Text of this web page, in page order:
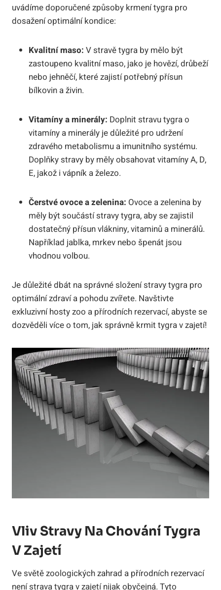
uvádíme doporučené způsoby krmení tygra pro
dosažení optimální kondice:
Kvalitní maso: V stravě tygra by mělo být
zastoupeno kvalitní maso, jako je hovězí, drůbeží
nebo jehněčí, které zajistí potřebný přísun
bílkovin a živin.
Vitamíny a minerály: Doplnit stravu tygra o
vitamíny a minerály je důležité pro udržení
zdravého metabolismu a imunitního systému.
Doplňky stravy by měly obsahovat vitamíny A, D,
E, jakož i vápník a železo.
Čerstvé ovoce a zelenina: Ovoce a zelenina by
měly být součástí stravy tygra, aby se zajistil
dostatečný přísun vlákniny, vitaminů a minerálů.
Například jablka, mrkev nebo špenát jsou
vhodnou volbou.
Je důležité dbát na správné složení stravy tygra pro
optimální zdraví a pohodu zvířete. Navštivte
exkluzivní hosty zoo a přírodních rezervací, abyste se
dozvěděli více o tom, jak správně krmit tygra v zajetí!
Vliv Stravy Na Chování Tygra
V Zajetí
Ve světě zoologických zahrad a přírodních rezervací
není strava tygra v zajetí nijak obyčejná. Tyto